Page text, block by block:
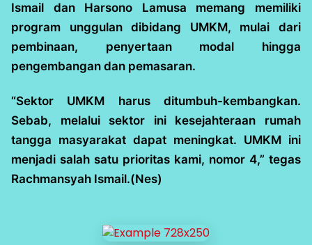
Ismail dan Harsono Lamusa memang memiliki
program unggulan dibidang UMKM, mulai dari
pembinaan, penyertaan modal hingga
pengembangan dan pemasaran.
“Sektor UMKM harus ditumbuh-kembangkan.
Sebab, melalui sektor ini kesejahteraan rumah
tangga masyarakat dapat meningkat. UMKM ini
menjadi salah satu prioritas kami, nomor 4,” tegas
Rachmansyah Ismail.(Nes)